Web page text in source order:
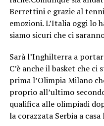
Berrettini e grazie al
emozioni. L’Italia oggi lo
siamo sicuri che ci
Sarà l’Inghilterra a
C’è anche il basket che
prima l’Olimpia Milano
proprio all’ultimo
qualifica alle olimpiadi
la corazzata Serbia a casa